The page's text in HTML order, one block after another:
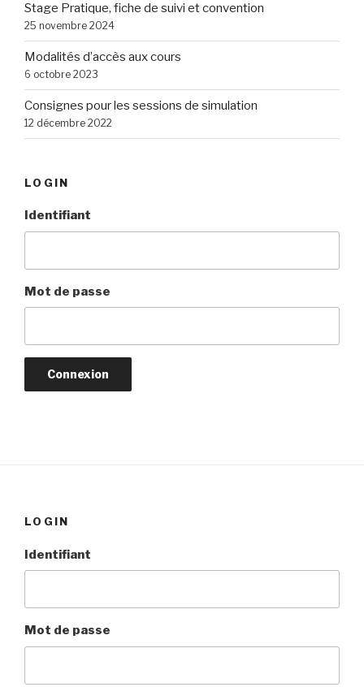
Stage Pratique, fiche de suivi et convention
25 novembre 2024
Modalités d’accès aux cours
6 octobre 2023
Consignes pour les sessions de simulation
12 décembre 2022
LOGIN
Identifiant
Mot de passe
LOGIN
Identifiant
Mot de passe